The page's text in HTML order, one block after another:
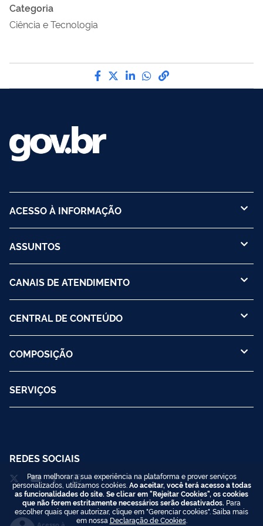
Categoria
Ciência e Tecnologia
Compartilhe por Facebook
Compartilhe por Twitter
Compartilhe por
Compartilhe por
link para Copiar
ACESSO À INFORMAÇÃO
ASSUNTOS
CANAIS DE ATENDIMENTO
CENTRAL DE CONTEÚDO
COMPOSIÇÃO
SERVIÇOS
REDES SOCIAIS
Para melhorar a sua experiência na plataforma e prover serviços
personalizados, utilizamos cookies. Ao aceitar, você terá acesso a todas
as funcionalidades do site. Se clicar em "Rejeitar Cookies", os cookies
que não forem estritamente necessários serão desativados. Para
escolher quais quer autorizar, clique em "Gerenciar cookies". Saiba mais
em nossa Declaração de Cookies.